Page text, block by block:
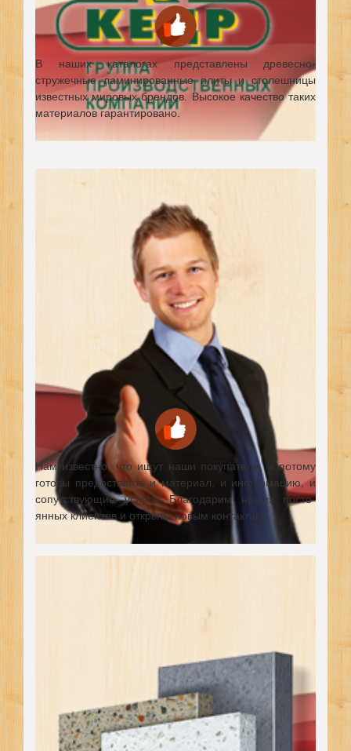
В наших каталогах представлены древесно-
стружечные ламинированные плиты и столешницы
известных мировых брендов. Высокое качество таких
материалов гарантировано.
Нам известно, что ищут наши покупатели, а потому
готовы предоставить и материал, и информацию, и
сопутствующие услуги. Благодарим наших посто-
янных клиентов и открыты новым контактам.